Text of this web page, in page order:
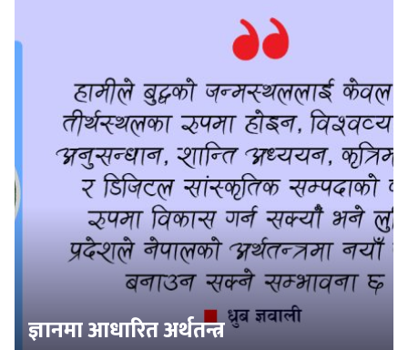
ज्ञानमा आधारित अर्थतन्त्र